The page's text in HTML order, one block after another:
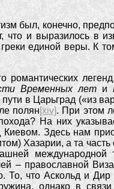
был, конечно,
что и выразилось в
единой веры. К
романтических
Временных лет и
в Царьград («из
полян[xiv]. При этом
На них
Здесь нам
Хазарии, а та
– православной
То, что Аскольд и
однако в